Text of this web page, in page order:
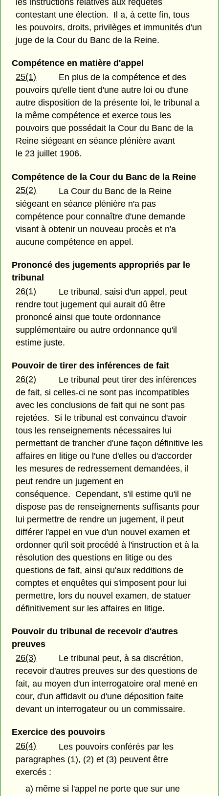
les instructions relatives aux requêtes
contestant une élection. Il a, à cette fin, tous
les pouvoirs, droits, privilèges et immunités d'un
juge de la Cour du Banc de la Reine.
Compétence en matière d'appel
25(1)
En plus de la compétence et des
pouvoirs qu'elle tient d'une autre loi ou d'une
autre disposition de la présente loi, le tribunal a
la même compétence et exerce tous les
pouvoirs que possédait la Cour du Banc de la
Reine siégeant en séance plénière avant
le 23 juillet 1906.
Compétence de la Cour du Banc de la Reine
25(2)
La Cour du Banc de la Reine
siégeant en séance plénière n'a pas
compétence pour connaître d'une demande
visant à obtenir un nouveau procès et n'a
aucune compétence en appel.
Prononcé des jugements appropriés par le
tribunal
26(1)
Le tribunal, saisi d'un appel, peut
rendre tout jugement qui aurait dû être
prononcé ainsi que toute ordonnance
supplémentaire ou autre ordonnance qu'il
estime juste.
Pouvoir de tirer des inférences de fait
26(2)
Le tribunal peut tirer des inférences
de fait, si celles-ci ne sont pas incompatibles
avec les conclusions de fait qui ne sont pas
rejetées. Si le tribunal est convaincu d'avoir
tous les renseignements nécessaires lui
permettant de trancher d'une façon définitive les
affaires en litige ou l'une d'elles ou d'accorder
les mesures de redressement demandées, il
peut rendre un jugement en
conséquence. Cependant, s'il estime qu'il ne
dispose pas de renseignements suffisants pour
lui permettre de rendre un jugement, il peut
différer l'appel en vue d'un nouvel examen et
ordonner qu'il soit procédé à l'instruction et à la
résolution des questions en litige ou des
questions de fait, ainsi qu'aux redditions de
comptes et enquêtes qui s'imposent pour lui
permettre, lors du nouvel examen, de statuer
définitivement sur les affaires en litige.
Pouvoir du tribunal de recevoir d'autres
preuves
26(3)
Le tribunal peut, à sa discrétion,
recevoir d'autres preuves sur des questions de
fait, au moyen d'un interrogatoire oral mené en
cour, d'un affidavit ou d'une déposition faite
devant un interrogateur ou un commissaire.
Exercice des pouvoirs
26(4)
Les pouvoirs conférés par les
paragraphes (1), (2) et (3) peuvent être
exercés :
a) même si l'appel ne porte que sur une